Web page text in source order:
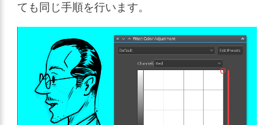
ても同じ手順を行います。